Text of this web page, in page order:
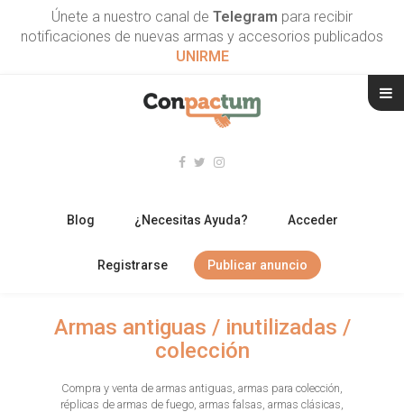
Únete a nuestro canal de Telegram para recibir
notificaciones de nuevas armas y accesorios publicados
UNIRME
Blog ¿Necesitas Ayuda? Acceder
Registrarse Publicar anuncio
ARMAS CORTAS
Armas antiguas / inutilizadas /
colección
Compra y venta de armas antiguas, armas para colección,
réplicas de armas de fuego, armas falsas, armas clásicas,